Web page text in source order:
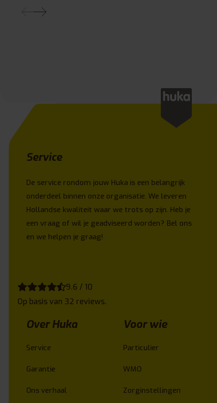
Service
De service rondom jouw Huka is een belangrijk
onderdeel binnen onze organisatie. We leveren
Hollandse kwaliteit waar we trots op zijn. Heb je
een vraag of wil je geadviseerd worden? Bel ons
en we helpen je graag!
9.6 / 10
Op basis van 32 reviews.
Over Huka
Service
Garantie
Ons verhaal
Voor wie
Particulier
WMO
Zorginstellingen